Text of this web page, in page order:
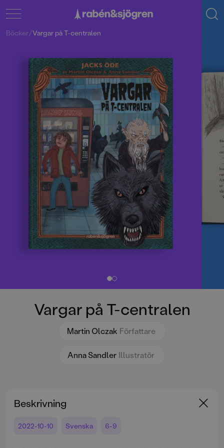
Vargar på T-centralen
Martin Olczak Författare
Anna Sandler Illustratör
Böcker/Vargar på T-centralen
Beskrivning
2022-10-10 Svenska 6-9